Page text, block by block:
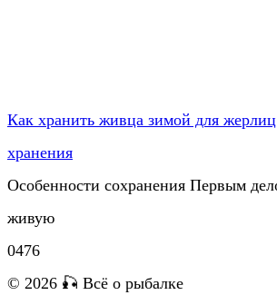
Как хранить живца зимой для
хранения
Особенности сохранения Первым
живую
0476
© 2026 🎣 Всё о рыбалке